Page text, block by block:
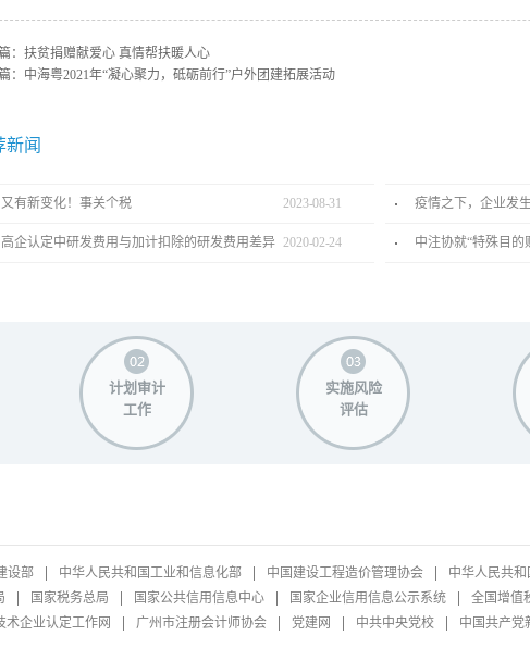
： 扶贫捐赠献爱心 真情帮扶暖人心
： 中海粤2021年“凝心聚力，砥砺前行”户外团建拓展活动
新闻
又有新变化！事关个税 2023-08-31
高企认定中研发费用与加计扣除的研发费用差异 2020-02-24 中注协就“特殊目的
计划审计
工作
实施风险
评估
设部 中华人民共和国工业和信息化部 中国建设工程造价管理协会 中华人民共和
国家税务总局 国家公共信用信息中心 国家企业信用信息公示系统 全国增值
术企业认定工作网 广州市注册会计师协会 党建网 中共中央党校 中国共产党